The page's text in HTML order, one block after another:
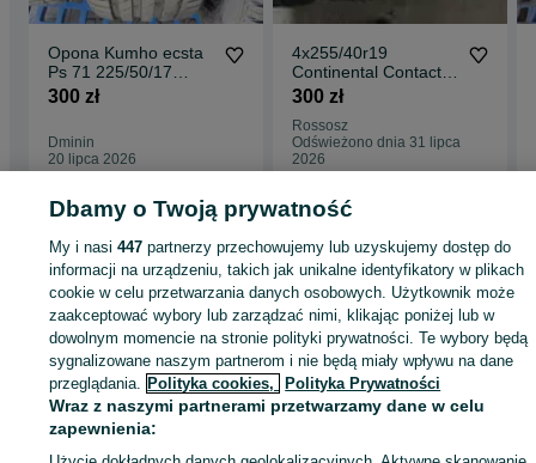
Opona Kumho ecsta
Ps 71 225/50/17
300 zł
Dminin
20 lipca 2026
4x255/40r19
Continental Contact
sp
300 zł
Rossosz
Odświeżono dnia 31 lipca
2026
Strona główna Motoryzacja Opony i Felgi Opony
Opony - Lubelskie
Opony - Dminin
KATEGORIA
ID:1067506662 Wyświetlenia:
Zadzwoń / SMS Wyślij wiadomość
Dbamy o Twoją prywatność
My i nasi447 partnerzy przechowujemy lub uzyskujemy dostęp do
informacji na urządzeniu, takich jak unikalne identyfikatory w plikach
cookie w celu przetwarzania danych osobowych. Użytkownik może
zaakceptować wybory lub zarządzać nimi, klikając poniżej lub w
dowolnym momencie na stronie polityki prywatności. Te wybory będą
sygnalizowane naszym partnerom i nie będą miały wpływu na dane
przeglądania. Polityka cookies, Polityka Prywatności
Wraz z naszymi partnerami przetwarzamy dane w celu
zapewnienia: